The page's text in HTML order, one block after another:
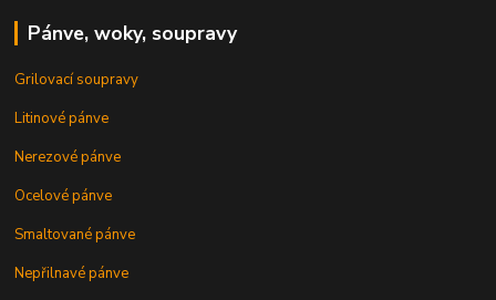
Pánve, woky, soupravy
Grilovací soupravy
Litinové pánve
Nerezové pánve
Ocelové pánve
Smaltované pánve
Nepřilnavé pánve